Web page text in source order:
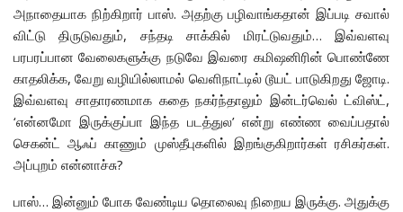
அநாதையாக நிற்கிறார் பாஸ். அதற்கு பழிவாங்கதான் இப்படி சவால்
விட்டு திருடுவதும், சந்தடி சாக்கில் மிரட்டுவதும்… இவ்வளவு
பரபரப்பான வேலைகளுக்கு நடுவே இவரை கமிஷனிரின் பொண்ணே
காதலிக்க, வேறு வழியில்லாமல் வெளிநாட்டில் டூயட் பாடுகிறது ஜோடி.
இவ்வளவு சாதாரணமாக கதை நகர்ந்தாலும் இன்டர்வெல் ட்விஸ்ட்,
‘என்னமோ இருக்குப்பா இந்த படத்துல’ என்று எண்ண வைப்பதால்
செகன்ட் ஆஃப் காணும் முஸ்தீபுகளில் இறங்குகிறார்கள் ரசிகர்கள்.
அப்புறம் என்னாச்சு?
பாஸ்… இன்னும் போக வேண்டிய தொலைவு நிறைய இருக்கு. அதுக்கு